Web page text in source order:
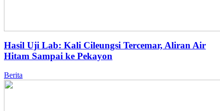
Hasil Uji Lab: Kali Cileungsi Tercemar, Aliran Air
Hitam Sampai ke Pekayon
Berita